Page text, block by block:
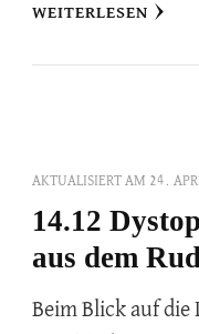
WEITERLESEN
AKTUALISIERT AM 24.
14.12
aus dem
Beim Blick auf die